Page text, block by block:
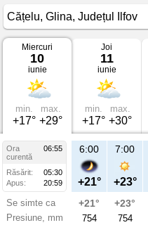
Vremea
Cățelu
iunie
2026
Glina,
Județul
Miercuri
10
iunie
min.
+17°
max.
+29°
Joi
11
iunie
min.
+17°
max.
+30°
Ora
06:55
curentă
Răsărit:
05:30
Apus:
20:59
Se simte ca
Presiune, mm
6:00
+21°
+21°
754
7:00
+23°
+23°
754